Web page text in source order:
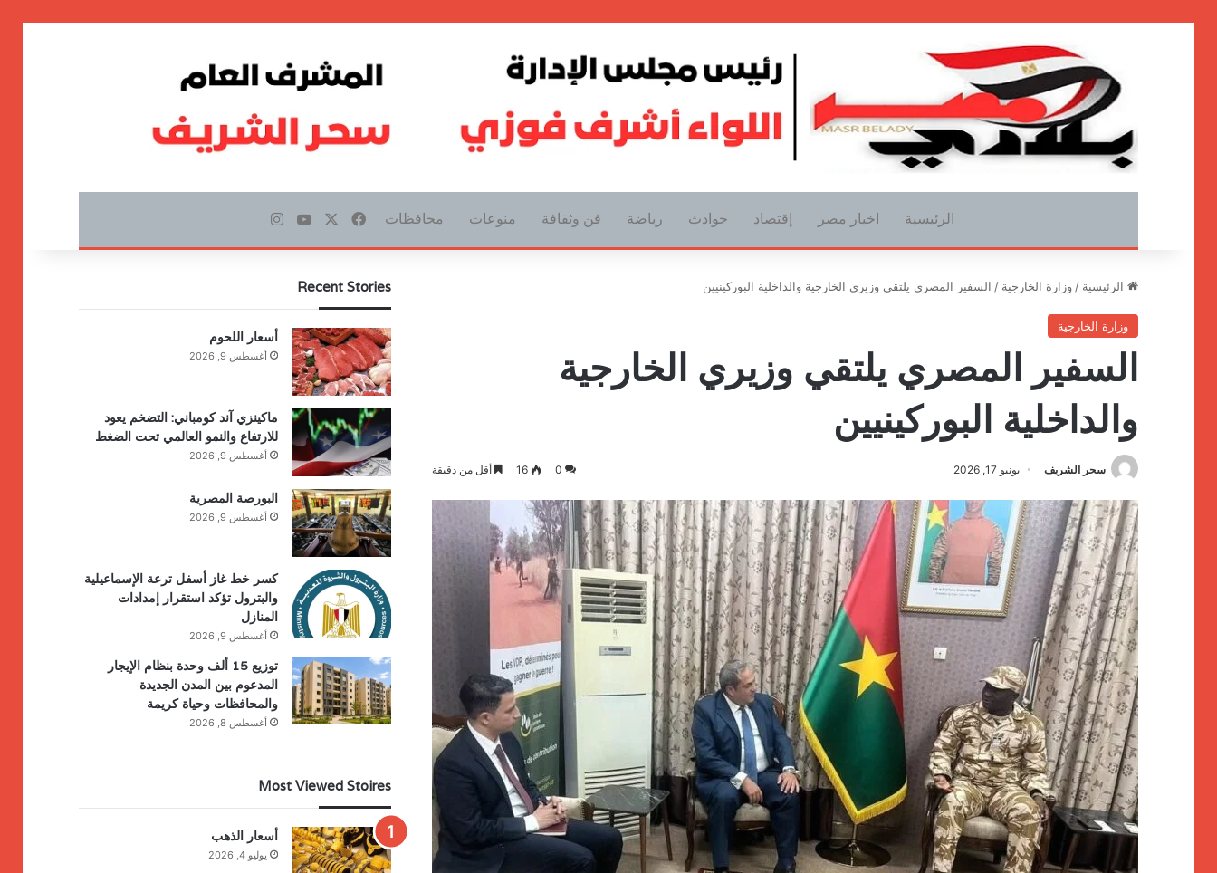
الرئيسية اخبار مصر إقتصاد حوادث رياضة فن وثقافة منوعات محافظات فيسبوك ‫YouTubeانستقرام
الرئيسية / وزارة الخارجية / السفير المصري يلتقي وزيري الخارجية والداخلية البوركينيين
وزارة الخارجية
السفير المصري يلتقي وزيري الخارجية
والداخلية البوركينيين
سحر الشريف يونيو 17, 2026 0
16 أقل من دقيقة
Recent Stories
أسعار اللحوم
أغسطس 9, 2026
ماكينزي آند كومباني: التضخم يعود
للارتفاع والنمو العالمي تحت الضغط
أغسطس 9, 2026
البورصة المصرية
أغسطس 9, 2026
كسر خط غاز أسفل ترعة الإسماعيلية
والبترول تؤكد استقرار إمدادات
المنازل
أغسطس 9, 2026
توزيع 15 ألف وحدة بنظام الإيجار
المدعوم بين المدن الجديدة
والمحافظات وحياة كريمة
أغسطس 8, 2026
Most Viewed Stoires
أسعار الذهب
يوليو 4, 2026